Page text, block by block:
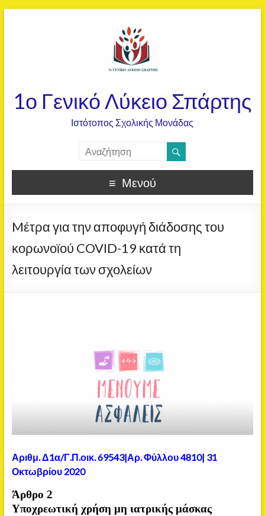
1ο Γενικό Λύκειο Σπάρτης
Ιστότοπος Σχολικής Μονάδας
Μενού
Mέτρα για την αποφυγή διάδοσης του
κορωνοϊού COVID-19 κατά τη
λειτουργία των σχολείων
Αριθμ. Δ1α/Γ.Π.οικ. 69543|Αρ. Φύλλου 4810| 31
Οκτωβρίου 2020
Άρθρο 2
Υποχρεωτική χρήση μη ιατρικής μάσκας